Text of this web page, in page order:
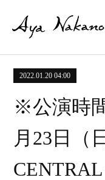
2022.01.20 04:00
※公演時
月23日（